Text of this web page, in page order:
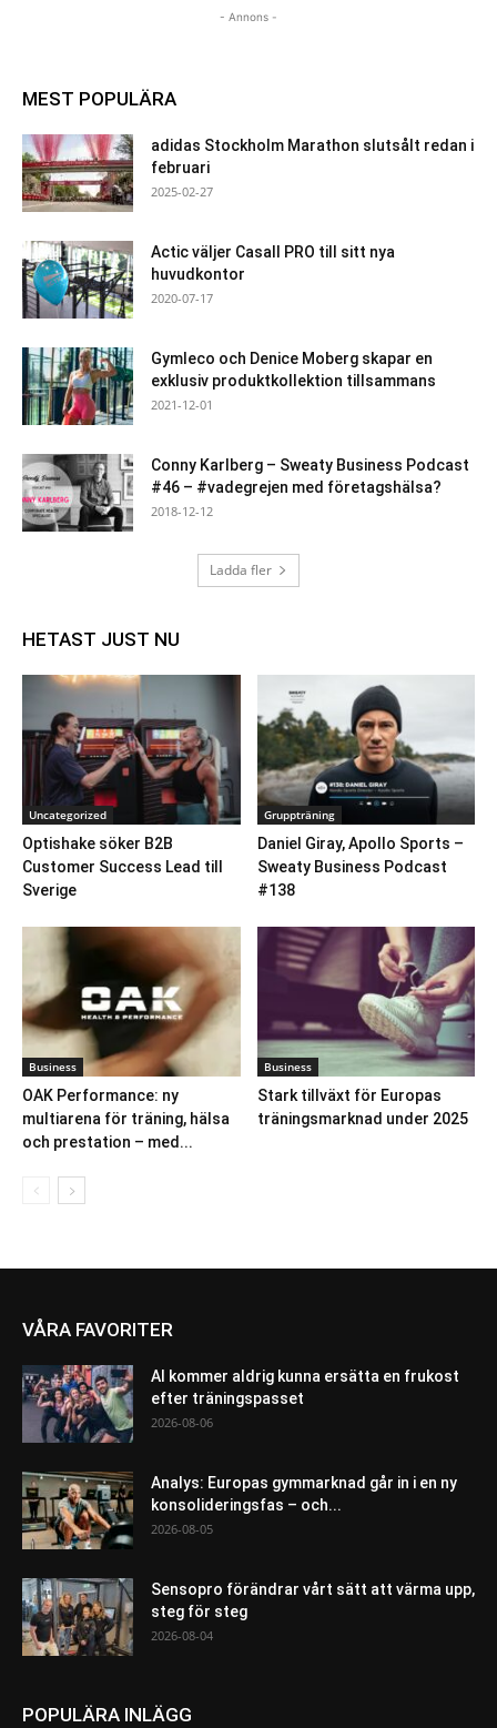
- Annons -
MEST POPULÄRA
adidas Stockholm Marathon slutsålt redan i
februari
2025-02-27
Actic väljer Casall PRO till sitt nya
huvudkontor
2020-07-17
Gymleco och Denice Moberg skapar en
exklusiv produktkollektion tillsammans
2021-12-01
Conny Karlberg – Sweaty Business Podcast
#46 – #vadegrejen med företagshälsa?
2018-12-12
Ladda fler
HETAST JUST NU
Uncategorized
Optishake söker B2B
Customer Success Lead till
Sverige
Gruppträning
Daniel Giray, Apollo Sports –
Sweaty Business Podcast
#138
Business
OAK Performance: ny
multiarena för träning, hälsa
och prestation – med...
Business
Stark tillväxt för Europas
träningsmarknad under 2025
VÅRA FAVORITER
AI kommer aldrig kunna ersätta en frukost
efter träningspasset
2026-08-06
Analys: Europas gymmarknad går in i en ny
konsolideringsfas – och...
2026-08-05
Sensopro förändrar vårt sätt att värma upp,
steg för steg
2026-08-04
POPULÄRA INLÄGG